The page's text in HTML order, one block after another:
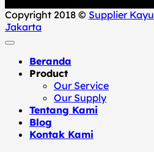
Copyright 2018 © Supplier
Jakarta
Beranda
Product
Our Service
Our Supply
Tentang Kami
Blog
Kontak Kami